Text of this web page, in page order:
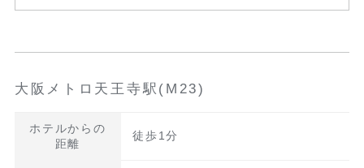
大阪メトロ天王寺駅(M23)
ホテルからの
距離
徒歩1分